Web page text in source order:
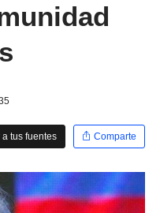
tus fuentes
Comparte